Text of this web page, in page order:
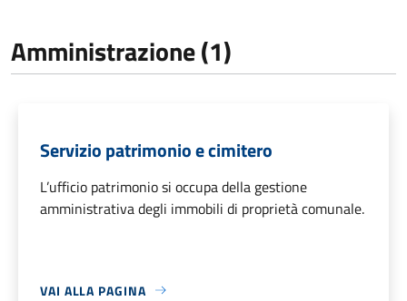
Amministrazione (1)
Servizio patrimonio e cimitero
L’ufficio patrimonio si occupa della gestione
amministrativa degli immobili di proprietà comunale.
VAI ALLA PAGINA